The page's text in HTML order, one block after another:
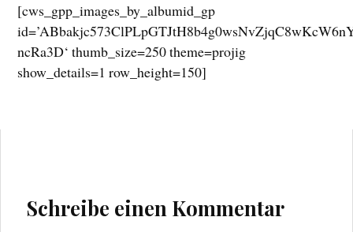
[cws_gpp_images_by_albumid_gp
ncRa3D‘ thumb_size=250 theme=projig
show_details=1 row_height=150]
Schreibe einen Kommentar